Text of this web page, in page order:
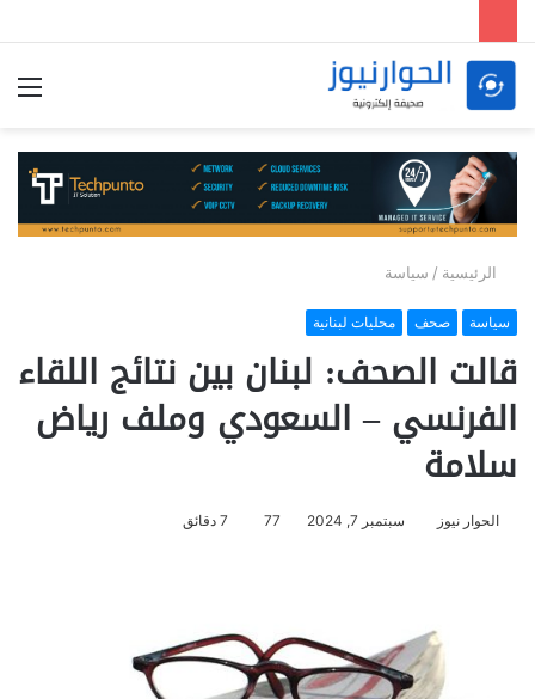
الرئيسية / سياسة
سياسة صحف محليات لبنانية
قالت الصحف: لبنان بين نتائج اللقاء
الفرنسي – السعودي وملف رياض
سلامة
الحوار نيوز سبتمبر 7, 2024 77